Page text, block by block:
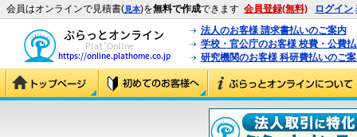
会員はオンラインで見積書(見本)を無料で作成できます 会員登録(無料) ログイン
法人のお客様 請求書払いのご案内
学校・官公庁のお客様 校費・公費
研究機関のお客様 科研費払いのご